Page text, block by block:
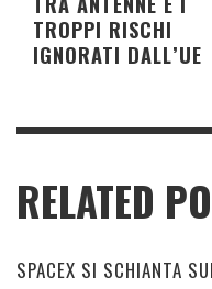
TROPPI RISCHI
IGNORATI DALL’UE
RELATED
SPACEX SI SCHIANTA